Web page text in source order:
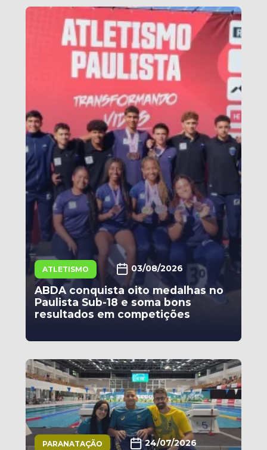
ATLETISMO 03/08/2026
ABDA conquista oito medalhas no
Paulista Sub-18 e soma bons
resultados em competições
PARANATAÇÃO 24/07/2026